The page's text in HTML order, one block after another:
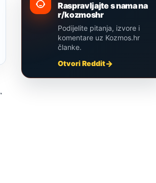
Raspravljajte s nama na
r/kozmoshr
Podijelite pitanja, izvore i
komentare uz Kozmos.hr
članke.
Otvori Reddit